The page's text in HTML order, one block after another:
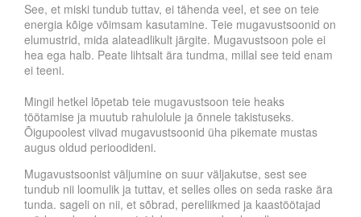
See, et miski tundub tuttav, ei tähenda veel, et see on teie
energia kõige võimsam kasutamine. Teie mugavustsoonid on
elumustrid, mida alateadlikult järgite. Mugavustsoon pole ei
hea ega halb. Peate lihtsalt ära tundma, millal see teid enam
ei teeni.
Mingil hetkel lõpetab teie mugavustsoon teie heaks
töötamise ja muutub rahulolule ja õnnele takistuseks.
Õigupoolest viivad mugavustsoonid üha pikemate mustas
augus oldud perioodideni.
Mugavustsoonist väljumine on suur väljakutse, sest see
tundub nii loomulik ja tuttav, et selles olles on seda raske ära
tunda. sageli on nii, et sõbrad, pereliikmed ja kaastöötajad